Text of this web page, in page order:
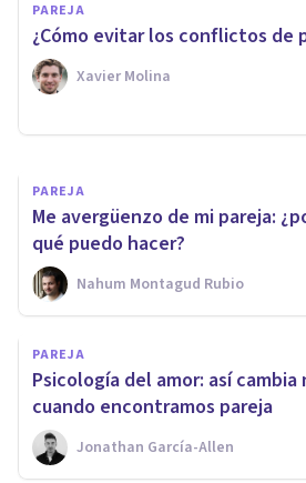
PAREJA
¿Cómo evitar los conflictos de
Xavier Molina
adolescencia:
problemas asociados
PAREJA
Me avergüenzo de mi pareja:
qué puedo hacer?
Nahum Montagud Rubio
PAREJA
​Psicología del amor: así
cuando encontramos pareja
Jonathan García-Allen